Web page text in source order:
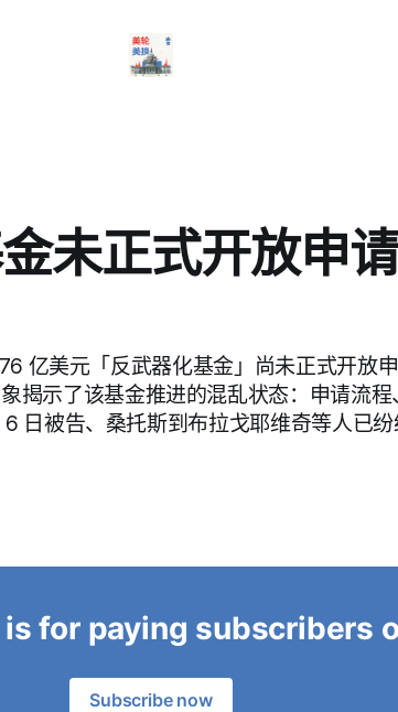
未正式开放申
亿美元「反武器化基金」尚未正式开放
揭示了该基金推进的混乱状态：申请流
日被告、桑托斯到布拉戈耶维奇等人已
for paying subscribers
Subscribe now